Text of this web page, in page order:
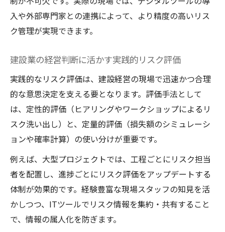
入や外部専門家との連携によって、より精度の高いリス
ク管理が実現できます。
建設業の経営判断に活かす実践的リスク評価
実践的なリスク評価は、建設経営の現場で迅速かつ合理
的な意思決定を支える要となります。評価手法として
は、定性的評価（ヒアリングやワークショップによるリ
スク洗い出し）と、定量的評価（損失額のシミュレーシ
ョンや確率計算）の使い分けが重要です。
例えば、大型プロジェクトでは、工程ごとにリスク担当
者を配置し、進捗ごとにリスク評価をアップデートする
体制が効果的です。経験豊富な現場スタッフの知見を活
かしつつ、ITツールでリスク情報を集約・共有すること
で、情報の属人化を防ぎます。